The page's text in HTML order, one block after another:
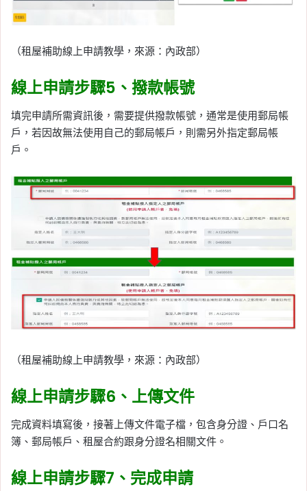
（租屋補助線上申請教學，來源：內政部）
線上申請步驟5、撥款帳號
填完申請所需資訊後，需要提供撥款帳號，通常是使用郵局帳
戶，若因故無法使用自己的郵局帳戶，則需另外指定郵局帳
戶。
（租屋補助線上申請教學，來源：內政部）
線上申請步驟6、上傳文件
完成資料填寫後，接著上傳文件電子檔，包含身分證、戶口名
簿、郵局帳戶、租屋合約跟身分證名相關文件。
線上申請步驟7、完成申請